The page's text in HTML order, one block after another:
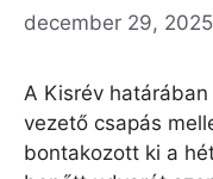
december 29, 2025
A Kisrév
vezető csapás
bontakozott ki a